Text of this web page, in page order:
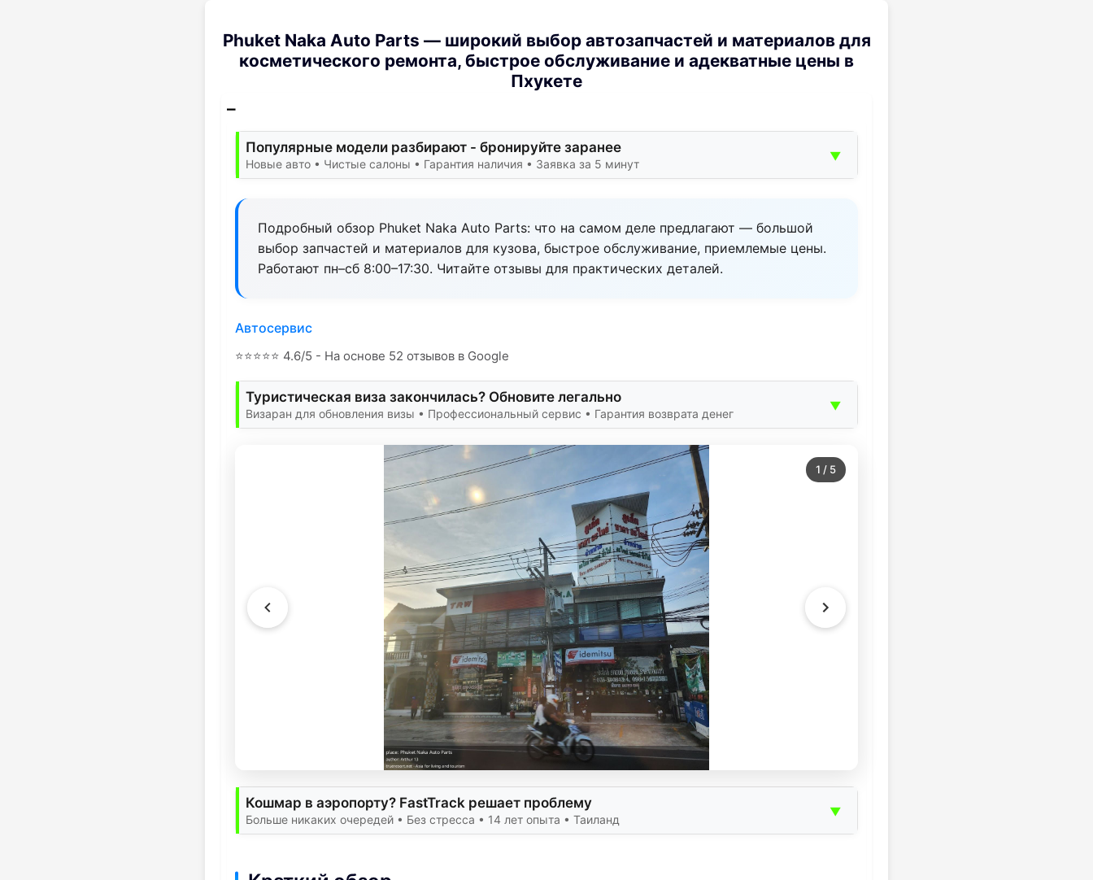
Phuket Naka Auto Parts — широкий выбор автозапчастей и материалов для
косметического ремонта, быстрое обслуживание и адекватные цены в
Пхукете
Популярные модели разбирают - бронируйте заранее
Новые авто • Чистые салоны • Гарантия наличия • Заявка за 5 минут
▼
Подробный обзор Phuket Naka Auto Parts: что на самом деле предлагают — большой
выбор запчастей и материалов для кузова, быстрое обслуживание, приемлемые цены.
Работают пн–сб 8:00–17:30. Читайте отзывы для практических деталей.
Автосервис
⭐⭐⭐⭐⭐ 4.6/5 - На основе 52 отзывов в Google
Туристическая виза закончилась? Обновите легально
Визаран для обновления визы • Профессиональный сервис • Гарантия возврата денег
▼
1 / 5
Кошмар в аэропорту? FastTrack решает проблему
Больше никаких очередей • Без стресса • 14 лет опыта • Таиланд
▼